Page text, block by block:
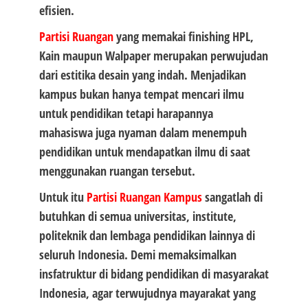
efisien.
Partisi Ruanganyang memakai finishing HPL,
Kain maupun Walpaper merupakan perwujudan
dari estitika desain yang indah. Menjadikan
kampus bukan hanya tempat mencari ilmu
untuk pendidikan tetapi harapannya
mahasiswa juga nyaman dalam menempuh
pendidikan untuk mendapatkan ilmu di saat
menggunakan ruangan tersebut.
Untuk itu Partisi Ruangan Kampussangatlah di
butuhkan di semua universitas, institute,
politeknik dan lembaga pendidikan lainnya di
seluruh Indonesia. Demi memaksimalkan
insfatruktur di bidang pendidikan di masyarakat
Indonesia, agar terwujudnya mayarakat yang